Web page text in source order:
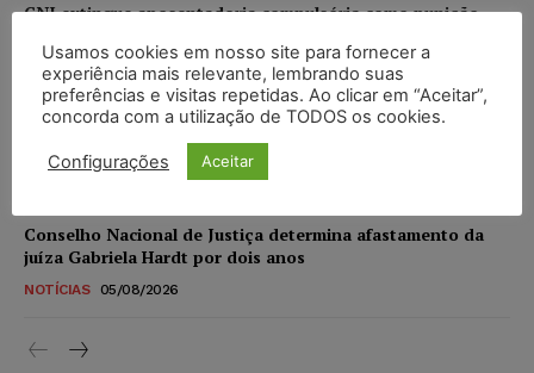
CNJ extingue aposentadoria compulsória como punição
NOTÍCIAS 05/08/2026
Justiça de SP rejeita ação da família de Alexandre de
Moraes contra senador Alessandro Vieira
Conselho Nacional de Justiça determina afastamento da
juíza Gabriela Hardt por dois anos
NOTÍCIAS 05/08/2026
Usamos cookies em nosso site para fornecer a
experiência mais relevante, lembrando suas
preferências e visitas repetidas. Ao clicar em “Aceitar”,
concorda com a utilização de TODOS os cookies.
Configurações Aceitar